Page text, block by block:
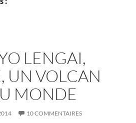
LENGAI,
UN VOLCAN
MONDE
10 COMMENTAIRES